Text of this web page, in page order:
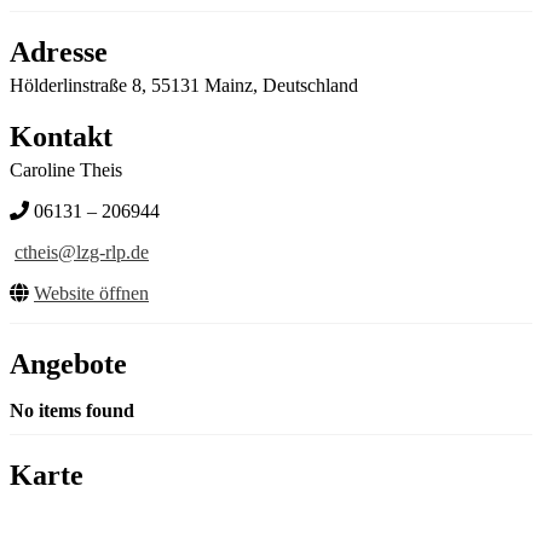
Adresse
Hölderlinstraße 8, 55131 Mainz, Deutschland
Kontakt
Caroline Theis
06131 – 206944
ctheis@lzg-rlp.de
Website öffnen
Angebote
No items found
Karte